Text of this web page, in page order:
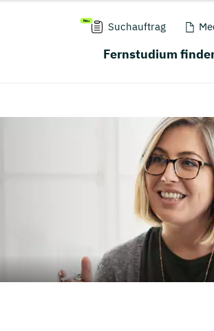
Suchauftrag
Fernstudium